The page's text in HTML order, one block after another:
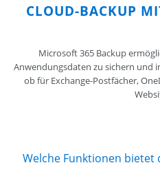
CLOUD-BACKUP
Microsoft 365 Backup
Anwendungsdaten zu sichern und
ob für Exchange-Postfächer,
Welche Funktionen bietet